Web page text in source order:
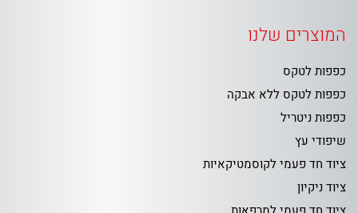
המוצרים שלנו
כפפות לטקס
כפפות לטקס ללא אבקה
כפפות ניטריל
שיפודי עץ
ציוד חד פעמי לקוסמטיקאיות
ציוד ניקיון